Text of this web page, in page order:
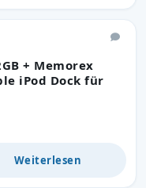
+ Memorex
iPod Dock für
Weiterlesen